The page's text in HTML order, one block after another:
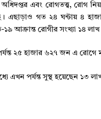
অধিদপ্তর এবং রোগতত্ত্ব, রোগ
এছাড়াও গত ২৪ ঘন্টায় ৪
১৯ আক্রান্ত রোগীর সংখ্যা ১৪
২৫ হাজার ৬২৭ জন এ রোগে
এখন পর্যন্ত সুস্থ হয়েছেন ১৩